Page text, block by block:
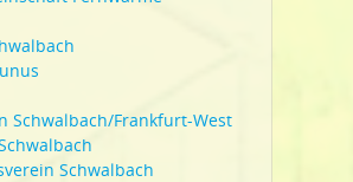
Schwalbach/Frankfurt-West
Schwalbach